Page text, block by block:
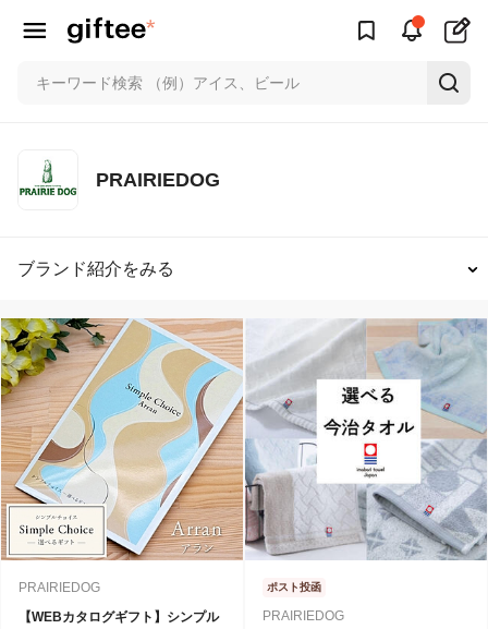
PRAIRIEDOG
ブランド紹介をみる
PRAIRIEDOG
【WEBカタログギフト】シンプル
ポスト投函
PRAIRIEDOG